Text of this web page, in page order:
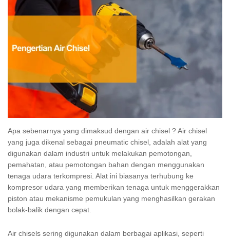
Apa sebenarnya yang dimaksud dengan air chisel ? Air chisel
yang juga dikenal sebagai pneumatic chisel, adalah alat yang
digunakan dalam industri untuk melakukan pemotongan,
pemahatan, atau pemotongan bahan dengan menggunakan
tenaga udara terkompresi. Alat ini biasanya terhubung ke
kompresor udara yang memberikan tenaga untuk menggerakkan
piston atau mekanisme pemukulan yang menghasilkan gerakan
bolak-balik dengan cepat.
Air chisels sering digunakan dalam berbagai aplikasi, seperti